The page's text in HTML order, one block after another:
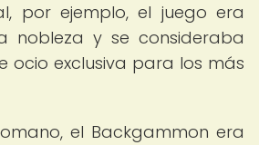
por ejemplo, el juego era
nobleza y se consideraba
ocio exclusiva para los más
el Backgammon era